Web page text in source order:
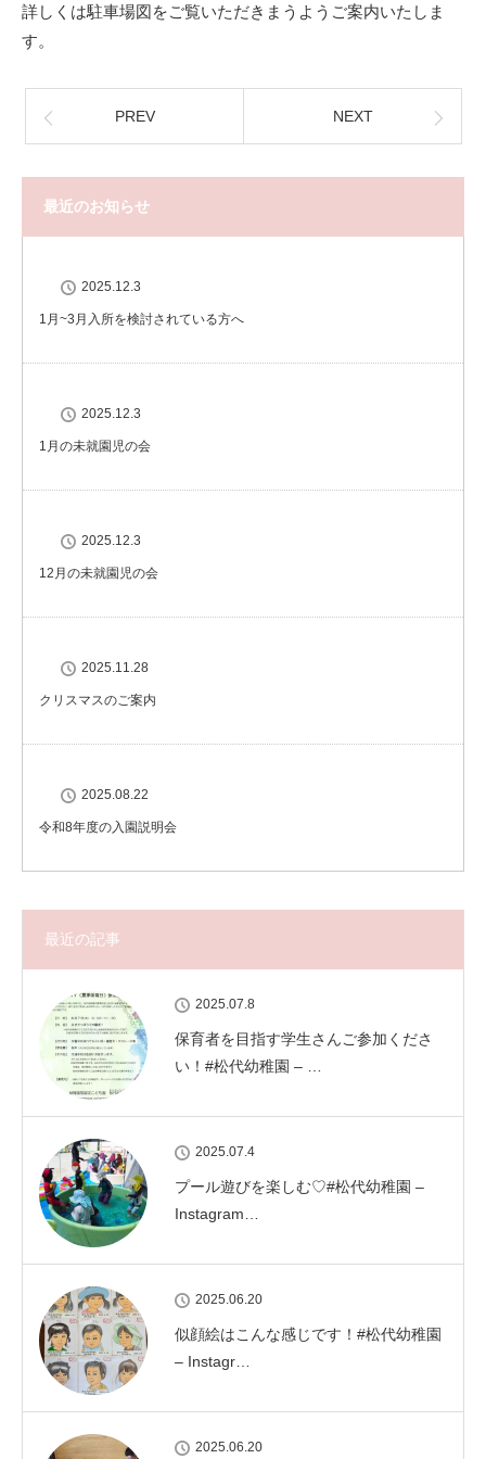
詳しくは駐車場図をご覧いただきまうようご案内いたしま
す。
PREV NEXT
最近のお知らせ
2025.12.3
1月~3月入所を検討されている方へ
2025.12.3
1月の未就園児の会
2025.12.3
12月の未就園児の会
2025.11.28
クリスマスのご案内
2025.08.22
令和8年度の入園説明会
最近の記事
2025.07.8
保育者を目指す学生さんご参加くださ
い！#松代幼稚園 – …
2025.07.4
プール遊びを楽しむ♡#松代幼稚園 –
Instagram…
2025.06.20
似顔絵はこんな感じです！#松代幼稚園
– Instagr…
2025.06.20